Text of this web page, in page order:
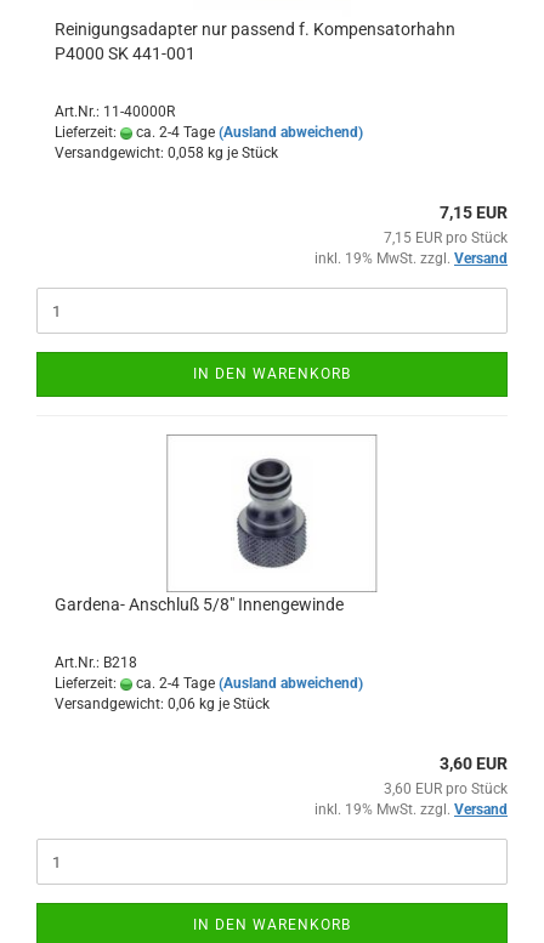
Reinigungsadapter nur passend f. Kompensatorhahn
P4000 SK 441-001
Art.Nr.: 11-40000R
Lieferzeit:
ca. 2-4 Tage (Ausland abweichend)
Versandgewicht: 0,058 kg je Stück
7,15 EUR
7,15 EUR pro Stück
inkl. 19% MwSt. zzgl. Versand
IN DEN WARENKORB
Gardena- Anschluß 5/8" Innengewinde
Art.Nr.: B218
Lieferzeit:
ca. 2-4 Tage (Ausland abweichend)
Versandgewicht: 0,06 kg je Stück
3,60 EUR
3,60 EUR pro Stück
inkl. 19% MwSt. zzgl. Versand
IN DEN WARENKORB